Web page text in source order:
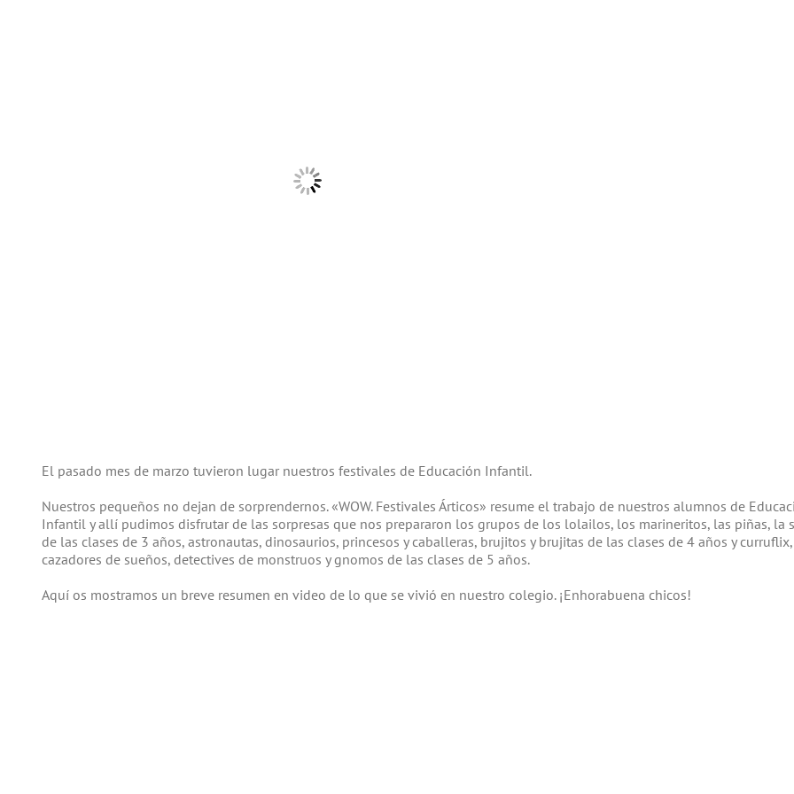
El pasado mes de marzo tuvieron lugar nuestros festivales de Educación Infantil.
Nuestros pequeños no dejan de sorprendernos. «WOW. Festivales Árticos» resume el trabajo de nuestros alumnos de
Infantil y allí pudimos disfrutar de las sorpresas que nos prepararon los grupos de los lolailos, los marineritos, las piñas, la
de las clases de 3 años, astronautas, dinosaurios, princesos y caballeras, brujitos y brujitas de las clases de 4 años y curruflix,
cazadores de sueños, detectives de monstruos y gnomos de las clases de 5 años.
Aquí os mostramos un breve resumen en video de lo que se vivió en nuestro colegio. ¡Enhorabuena chicos!